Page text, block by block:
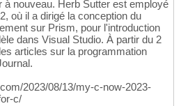
à nouveau. Herb Sutter est employé
où il a dirigé la conception du
sur Prism, pour l'introduction
dans Visual Studio. À partir du 2
articles sur la programmation
2023/08/13/my-c-now-2023-
c/